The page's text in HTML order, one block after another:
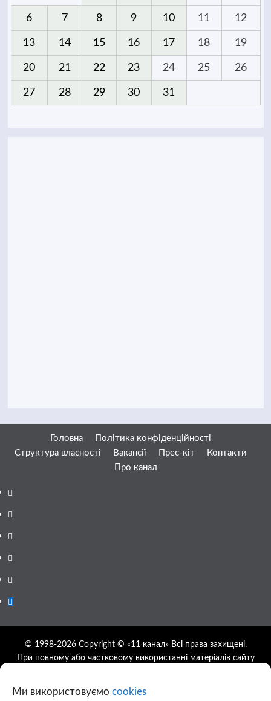
Ми використовуємо cookies
6 7 8 9 10 11 12
13 14 15 16 17 18 19
20 21 22 23 24 25 26
27 28 29 30 31
Головна
Політика конфіденційності
Структура власності
Вакансії Прес-кіт
Контакти
Про канал
Facebook
YouTube
Telegram
Instagram
Twitter
Google
© 1998-2026 Copyright © «11 канал» Всі права захищені.
При повному або частковому використанні матеріалів сайту